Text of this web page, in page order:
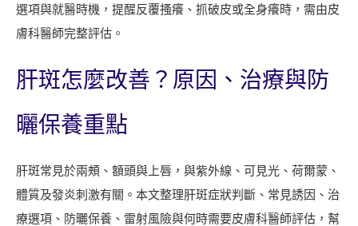
診
與
號
時
間
選項與就醫時機，提醒反覆搔癢、抓破皮或全身癢時，需由皮
膚科醫師完整評估。
肝斑怎麼改善？原因、治療與防
曬保養重點
肝斑常見於兩頰、額頭與上唇，與紫外線、可見光、荷爾蒙、
體質及發炎刺激有關。本文整理肝斑症狀判斷、常見誘因、治
療選項、防曬保養、雷射風險與何時需要皮膚科醫師評估，幫